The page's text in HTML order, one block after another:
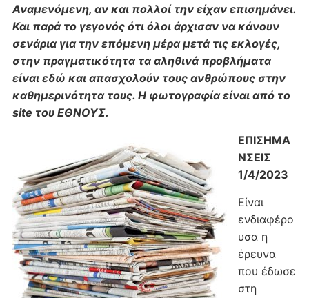
Αναμενόμενη, αν και πολλοί την είχαν επισημάνει.
Και παρά το γεγονός ότι όλοι άρχισαν να κάνουν
σενάρια για την επόμενη μέρα μετά τις εκλογές,
στην πραγματικότητα τα αληθινά προβλήματα
είναι εδώ και απασχολούν τους ανθρώπους στην
καθημερινότητα τους. Η φωτογραφία είναι από το
site του ΕΘΝΟΥΣ.
ΕΠΙΣΗΜΑ
ΝΣΕΙΣ
1/4/2023
Είναι
ενδιαφέρο
υσα η
έρευνα
που έδωσε
στη